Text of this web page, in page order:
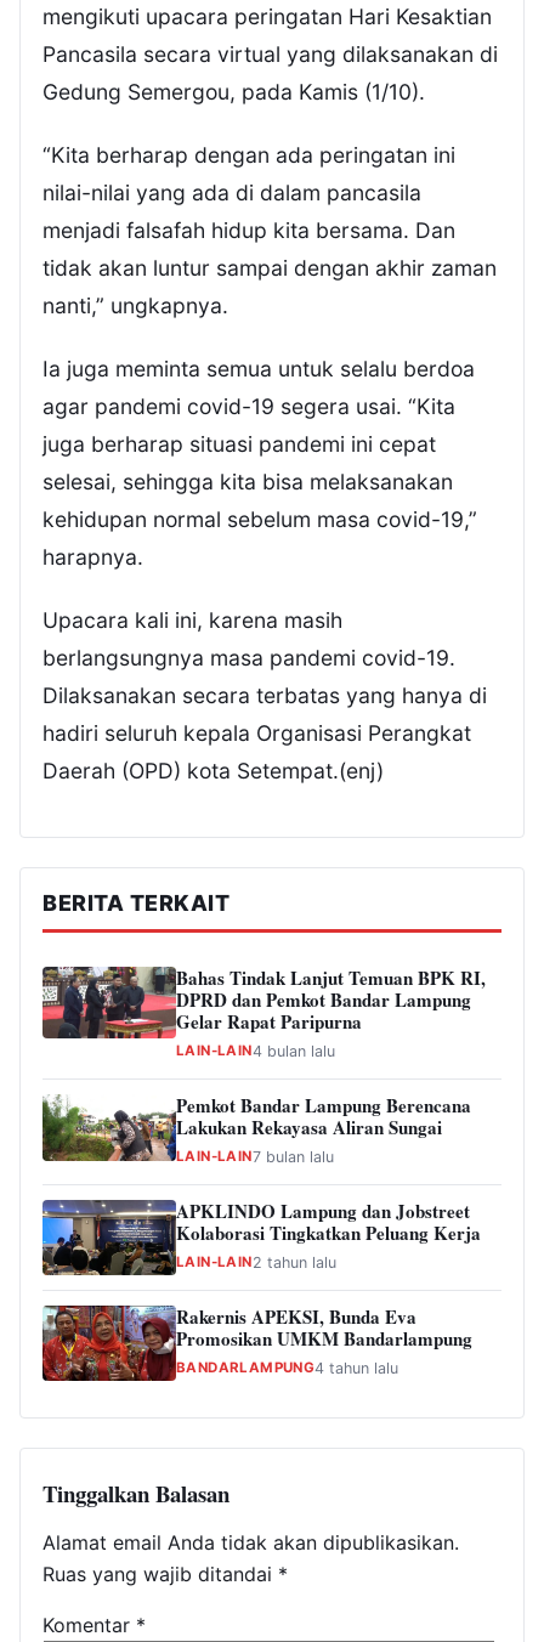
mengikuti upacara peringatan Hari Kesaktian
Pancasila secara virtual yang dilaksanakan di
Gedung Semergou, pada Kamis (1/10).
“Kita berharap dengan ada peringatan ini
nilai-nilai yang ada di dalam pancasila
menjadi falsafah hidup kita bersama. Dan
tidak akan luntur sampai dengan akhir zaman
nanti,” ungkapnya.
Ia juga meminta semua untuk selalu berdoa
agar pandemi covid-19 segera usai. “Kita
juga berharap situasi pandemi ini cepat
selesai, sehingga kita bisa melaksanakan
kehidupan normal sebelum masa covid-19,”
harapnya.
Upacara kali ini, karena masih
berlangsungnya masa pandemi covid-19.
Dilaksanakan secara terbatas yang hanya di
hadiri seluruh kepala Organisasi Perangkat
Daerah (OPD) kota Setempat.(enj)
BERITA TERKAIT
Bahas Tindak Lanjut Temuan BPK RI,
DPRD dan Pemkot Bandar Lampung
Gelar Rapat Paripurna
LAIN-LAIN4 bulan lalu
Pemkot Bandar Lampung Berencana
Lakukan Rekayasa Aliran Sungai
LAIN-LAIN7 bulan lalu
APKLINDO Lampung dan Jobstreet
Kolaborasi Tingkatkan Peluang Kerja
LAIN-LAIN2 tahun lalu
Rakernis APEKSI, Bunda Eva
Promosikan UMKM Bandarlampung
BANDARLAMPUNG4 tahun lalu
Tinggalkan Balasan
Alamat email Anda tidak akan dipublikasikan.
Ruas yang wajib ditandai *
Komentar *